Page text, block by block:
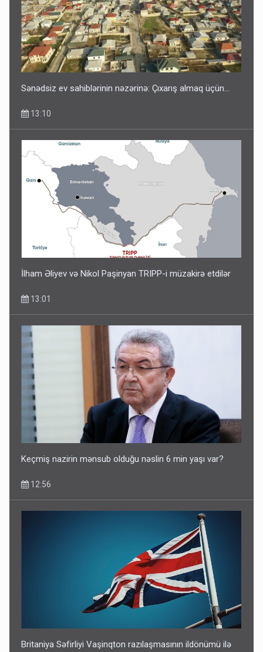
Sənədsiz ev sahiblərinin nəzərinə: Çıxarış almaq üçün...
13:10
İlham Əliyev və Nikol Paşinyan TRIPP-i müzakirə etdilər
13:01
Keçmiş nazirin mənsub olduğu nəslin 6 min yaşı var?
12:56
Britaniya Səfirliyi Vaşinqton razılaşmasının ildönümü ilə